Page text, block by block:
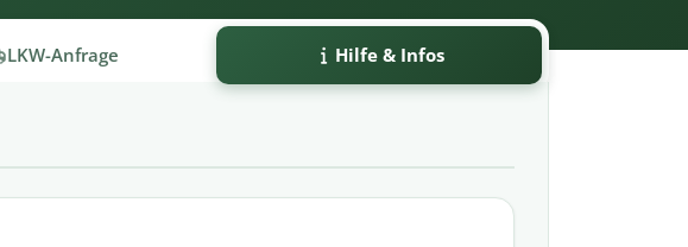
LKW-Anfrage Hilfe & Infos